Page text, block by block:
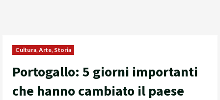
Cultura, Arte, Storia
Portogallo: 5 giorni importanti
che hanno cambiato il paese